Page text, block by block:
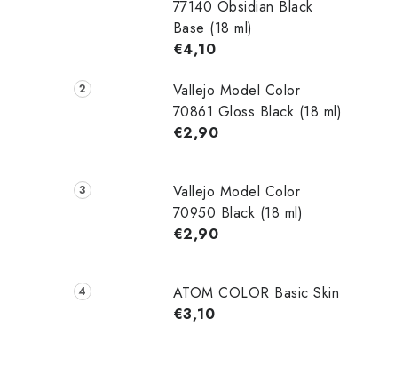
77140 Obsidian Black
Base (18 ml)
€4,10
Vallejo Model Color
70861 Gloss Black (18 ml)
€2,90
Vallejo Model Color
70950 Black (18 ml)
€2,90
ATOM COLOR Basic Skin
€3,10